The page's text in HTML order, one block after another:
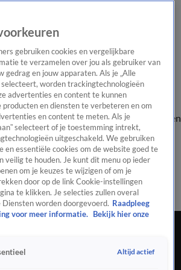
Uitzendingen Onze gezichten
In de
Uitzending
Veelgestelde vragenKijkersvraag insturen
InsideDe OranjezomerShopUitzending
75
gebruiken cookies en vergelijkbare
te verzamelen over jou als gebruiker van
gedrag en jouw apparaten. Als je „Alle
selecteert, worden trackingtechnologieën
advertenties en content te kunnen
producten en diensten te verbeteren en om
en content te meten. Als je
selecteert of je toestemming intrekt,
uitgeschakeld. We gebruiken
en essentiële cookies om de website goed te
veilig te houden. Je kunt dit menu op ieder
om je keuzes te wijzigen of om je
door op de link Cookie-instellingen
te klikken. Je selecties zullen overal
Diensten worden doorgevoerd. Raadpleeg
voor meer informatie.
Bekijk hier onze
Altijd actief